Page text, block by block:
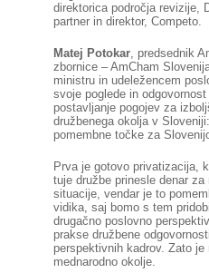
Želimo
direktorica področja revizije,
partner in direktor, Competo.
Matej Potokar, predsednik
zbornice – AmCham
ministru in udeležencem
svoje poglede in
postavljanje pogojev za
družbenega okolja v
pomembne točke za
Prva je gotovo privatizacija,
tuje družbe prinesle denar
situacije, vendar je to
vidika, saj bomo s tem
drugačno poslovno
prakse družbene
perspektivnih kadrov. Zato
mednarodno okolje.